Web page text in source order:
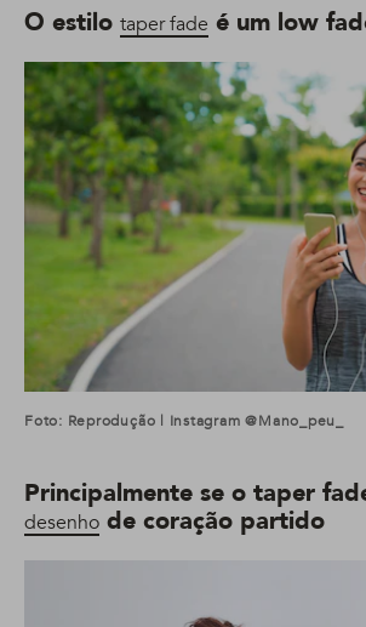
O estilo taper fade é um low
Foto: Reprodução | Instagram @mano_peu_
Principalmente se o taper
desenho de coração partido